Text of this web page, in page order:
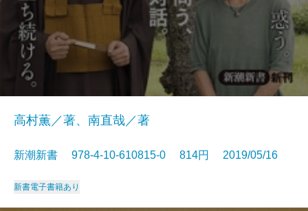
高村薫／著、南直哉／著
新潮新書 978-4-10-610815-0 814円 2019/05/16
新書電子書籍あり